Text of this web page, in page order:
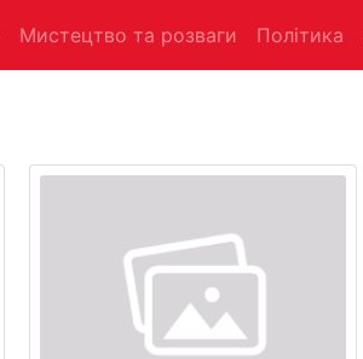
Мистецтво та розваги Політика